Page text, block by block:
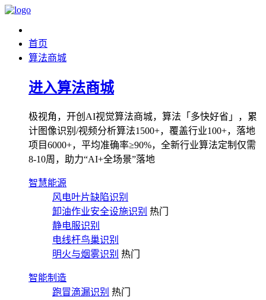
首页
算法商城
进入算法商城
极视角，开创AI视觉算法商城，算法「多快好省」，累
计图像识别/视频分析算法1500+，覆盖行业100+，落地
项目6000+，平均准确率≥90%，全新行业算法定制仅需
8-10周，助力“AI+全场景”落地
智慧能源
风电叶片缺陷识别
卸油作业安全设施识别 热门
静电服识别
电线杆鸟巢识别
明火与烟雾识别 热门
智能制造
跑冒滴漏识别 热门